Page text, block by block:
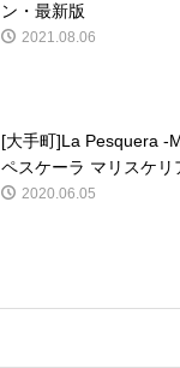
ン・最新版
2021.08.06
[大手町]La Pesquera -
ペスケーラ マリスケリ
2020.06.05